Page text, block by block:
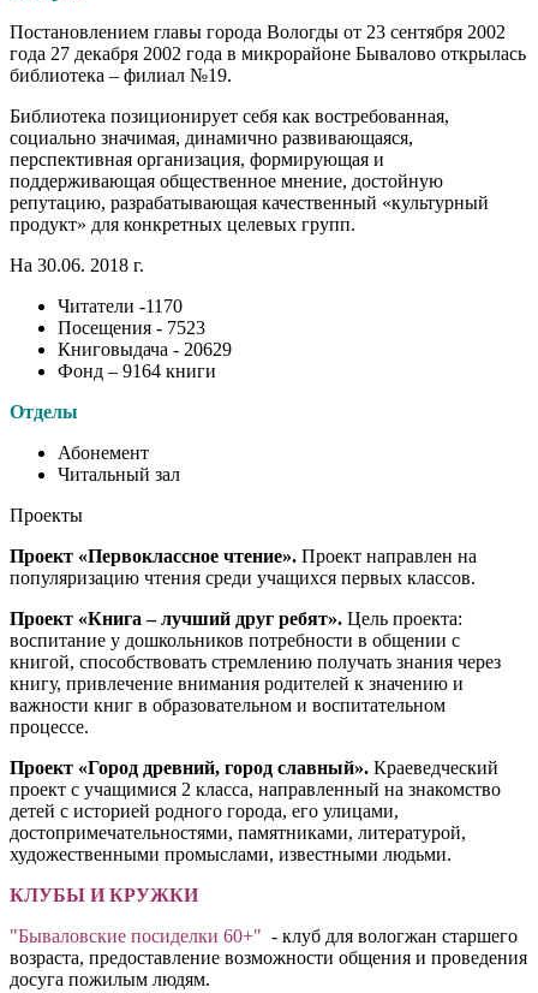
Постановлением главы города Вологды от 23 сентября 2002
года 27 декабря 2002 года в микрорайоне Бывалово открылась
библиотека – филиал №19.
Библиотека позиционирует себя как востребованная,
социально значимая, динамично развивающаяся,
перспективная организация, формирующая и
поддерживающая общественное мнение, достойную
репутацию, разрабатывающая качественный «культурный
продукт» для конкретных целевых групп.
На 30.06. 2018 г.
Читатели -1170
Посещения - 7523
Книговыдача - 20629
Фонд – 9164 книги
Отделы
Абонемент
Читальный зал
Проекты
Проект «Первоклассное чтение». Проект направлен на
популяризацию чтения среди учащихся первых классов.
Проект «Книга – лучший друг ребят». Цель проекта:
воспитание у дошкольников потребности в общении с
книгой, способствовать стремлению получать знания через
книгу, привлечение внимания родителей к значению и
важности книг в образовательном и воспитательном
процессе.
Проект «Город древний, город славный». Краеведческий
проект с учащимися 2 класса, направленный на знакомство
детей с историей родного города, его улицами,
достопримечательностями, памятниками, литературой,
художественными промыслами, известными людьми.
КЛУБЫ И КРУЖКИ
"Бываловские посиделки 60+" - клуб для вологжан старшего
возраста, предоставление возможности общения и проведения
досуга пожилым людям.